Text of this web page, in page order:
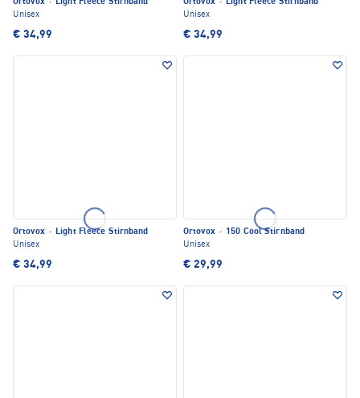
Ortovox · Light Fleece Stirnband
Unisex
€ 34,99
Ortovox · Light Fleece Stirnband
Unisex
€ 34,99
Ortovox · Light Fleece Stirnband
Unisex
€ 34,99
Ortovox · 150 Cool Stirnband
Unisex
€ 29,99